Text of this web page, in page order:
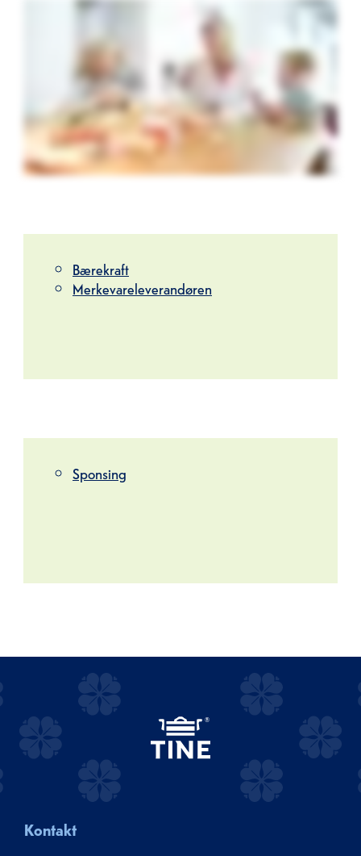
Bærekraft
Merkevareleverandøren
Sponsing
Kontakt